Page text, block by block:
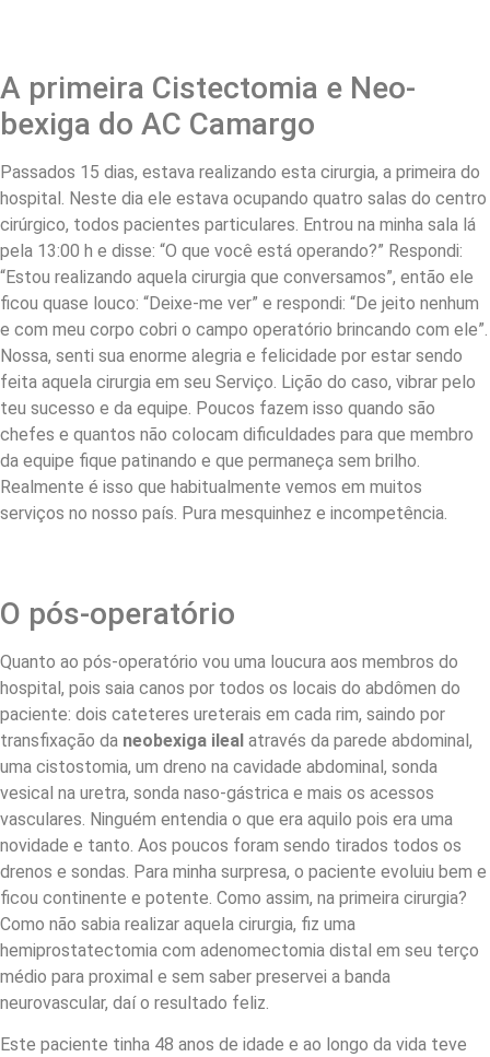
A primeira Cistectomia e Neo-
bexiga do AC Camargo
Passados 15 dias, estava realizando esta cirurgia, a primeira do
hospital. Neste dia ele estava ocupando quatro salas do centro
cirúrgico, todos pacientes particulares. Entrou na minha sala lá
pela 13:00 h e disse: “O que você está operando?” Respondi:
“Estou realizando aquela cirurgia que conversamos”, então ele
ficou quase louco: “Deixe-me ver” e respondi: “De jeito nenhum
e com meu corpo cobri o campo operatório brincando com ele”.
Nossa, senti sua enorme alegria e felicidade por estar sendo
feita aquela cirurgia em seu Serviço. Lição do caso, vibrar pelo
teu sucesso e da equipe. Poucos fazem isso quando são
chefes e quantos não colocam dificuldades para que membro
da equipe fique patinando e que permaneça sem brilho.
Realmente é isso que habitualmente vemos em muitos
serviços no nosso país. Pura mesquinhez e incompetência.
O pós-operatório
Quanto ao pós-operatório vou uma loucura aos membros do
hospital, pois saia canos por todos os locais do abdômen do
paciente: dois cateteres ureterais em cada rim, saindo por
transfixação da neobexiga ileal através da parede abdominal,
uma cistostomia, um dreno na cavidade abdominal, sonda
vesical na uretra, sonda naso-gástrica e mais os acessos
vasculares. Ninguém entendia o que era aquilo pois era uma
novidade e tanto. Aos poucos foram sendo tirados todos os
drenos e sondas. Para minha surpresa, o paciente evoluiu bem e
ficou continente e potente. Como assim, na primeira cirurgia?
Como não sabia realizar aquela cirurgia, fiz uma
hemiprostatectomia com adenomectomia distal em seu terço
médio para proximal e sem saber preservei a banda
neurovascular, daí o resultado feliz.
Este paciente tinha 48 anos de idade e ao longo da vida teve